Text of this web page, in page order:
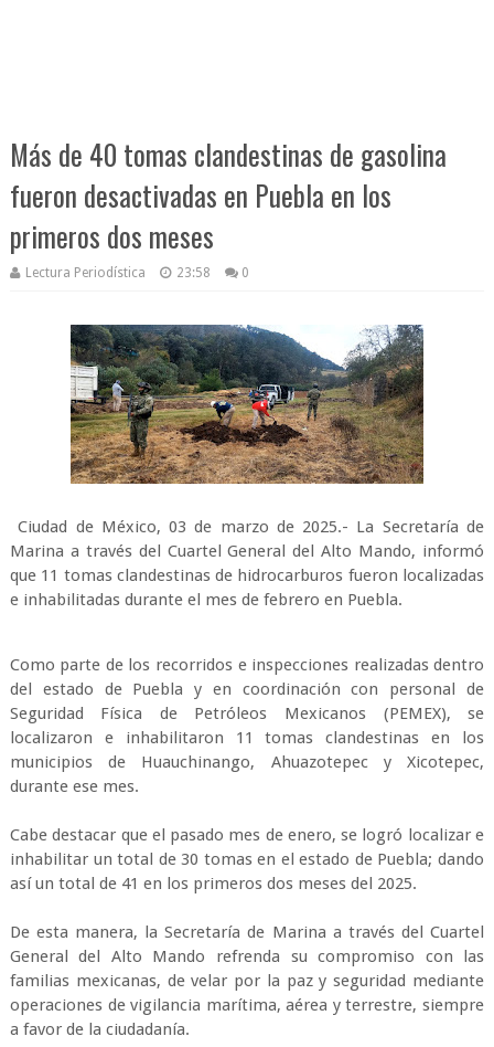
Más de 40 tomas clandestinas de gasolina
fueron desactivadas en Puebla en los
primeros dos meses
Lectura Periodística 23:58 0
Ciudad de México, 03 de marzo de 2025.- La Secretaría de
Marina a través del Cuartel General del Alto Mando, informó
que 11 tomas clandestinas de hidrocarburos fueron localizadas
e inhabilitadas durante el mes de febrero en Puebla.
Como parte de los recorridos e inspecciones realizadas dentro
del estado de Puebla y en coordinación con personal de
Seguridad Física de Petróleos Mexicanos (PEMEX), se
localizaron e inhabilitaron 11 tomas clandestinas en los
municipios de Huauchinango, Ahuazotepec y Xicotepec,
durante ese mes.
Cabe destacar que el pasado mes de enero, se logró localizar e
inhabilitar un total de 30 tomas en el estado de Puebla; dando
así un total de 41 en los primeros dos meses del 2025.
De esta manera, la Secretaría de Marina a través del Cuartel
General del Alto Mando refrenda su compromiso con las
familias mexicanas, de velar por la paz y seguridad mediante
operaciones de vigilancia marítima, aérea y terrestre, siempre
a favor de la ciudadanía.